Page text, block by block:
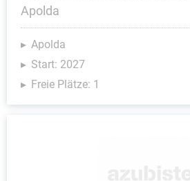
Apolda
Apolda
Start: 2027
Freie Plätze: 1